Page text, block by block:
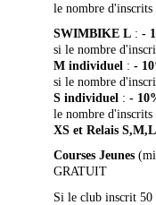
le nombre d'inscrits
SWIMBIKE L : -
si le nombre
M individuel : -
si le nombre
S individuel : -
le nombre d'inscrits
XS et Relais S,M,L
Courses Jeunes
GRATUIT
Si le club inscrit 50